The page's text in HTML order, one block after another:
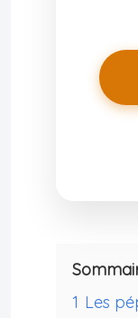
1 Les